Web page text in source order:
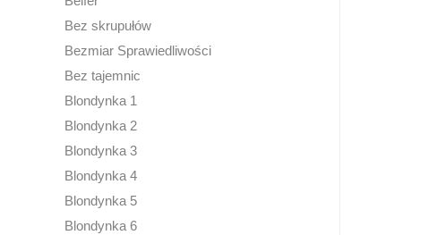
Bez skrupułów
Bezmiar Sprawiedliwości
Bez tajemnic
Blondynka 1
Blondynka 2
Blondynka 3
Blondynka 4
Blondynka 5
Blondynka 6